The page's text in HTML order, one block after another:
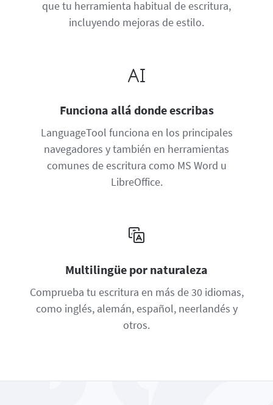
que tu herramienta habitual de escritura,
incluyendo mejoras de estilo.
Funciona allá donde escribas
LanguageTool funciona en los principales
navegadores y también en herramientas
comunes de escritura como MS Word u
LibreOffice.
Multilingüe por naturaleza
Comprueba tu escritura en más de 30 idiomas,
como inglés, alemán, español, neerlandés y
otros.